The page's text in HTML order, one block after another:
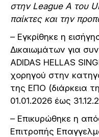
στην League A του
παίκτες και την
– Εγκρίθηκε η
Δικαιωμάτων για
ADIDAS HELLAS
χορηγού στην
της ΕΠΟ (διάρκεια
01.01.2026 έως
– Επικυρώθηκε η
Επιτροπής